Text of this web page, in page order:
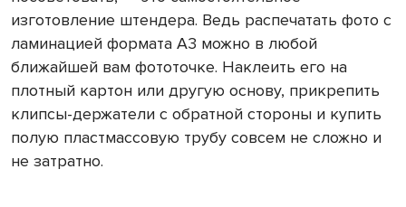
изготовление штендера. Ведь распечатать фото с
ламинацией формата А3 можно в любой
ближайшей вам фототочке. Наклеить его на
плотный картон или другую основу, прикрепить
клипсы-держатели с обратной стороны и купить
полую пластмассовую трубу совсем не сложно и
не затратно.